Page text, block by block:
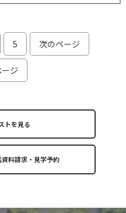
5 次のページ
ジ
トを見る